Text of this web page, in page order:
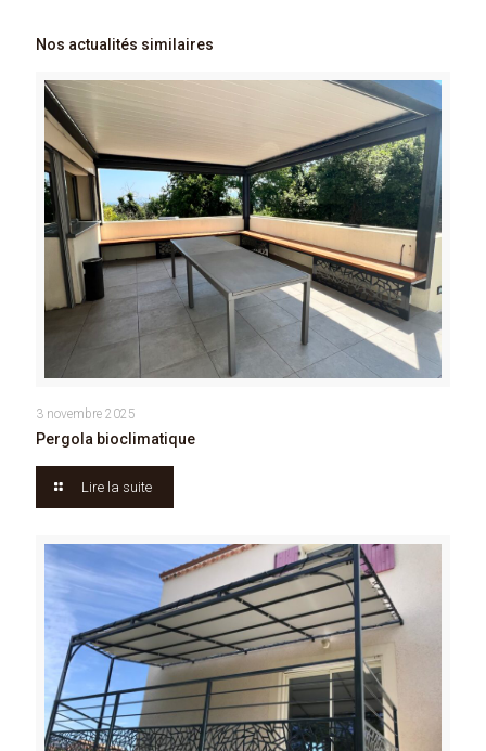
Nos actualités similaires
3 novembre 2025
Pergola bioclimatique
Lire la suite